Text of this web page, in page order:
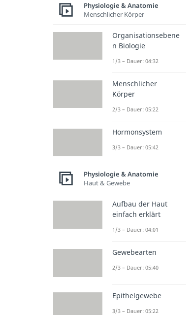
Physiologie & Anatomie
Menschlicher Körper
Organisationsebene
n Biologie
1/3 – Dauer: 04:32
Menschlicher
Körper
2/3 – Dauer: 05:22
Hormonsystem
3/3 – Dauer: 05:42
Physiologie & Anatomie
Haut & Gewebe
Aufbau der Haut
einfach erklärt
1/3 – Dauer: 04:01
Gewebearten
2/3 – Dauer: 05:40
Epithelgewebe
3/3 – Dauer: 05:22